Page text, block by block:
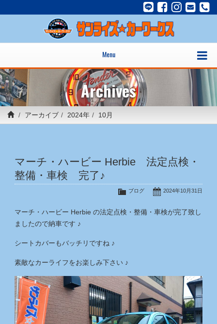
Menu
Archives
アーカイブ 2024年 10月
マーチ・ハービー Herbie 法定点検・
整備・車検 完了♪
2024年10月31日
ブログ
マーチ・ハービー Herbie の法定点検・整備・車検が完了致し
ましたので納車です ♪
シートカバーもバッチリですね ♪
素敵なカーライフをお楽しみ下さい ♪